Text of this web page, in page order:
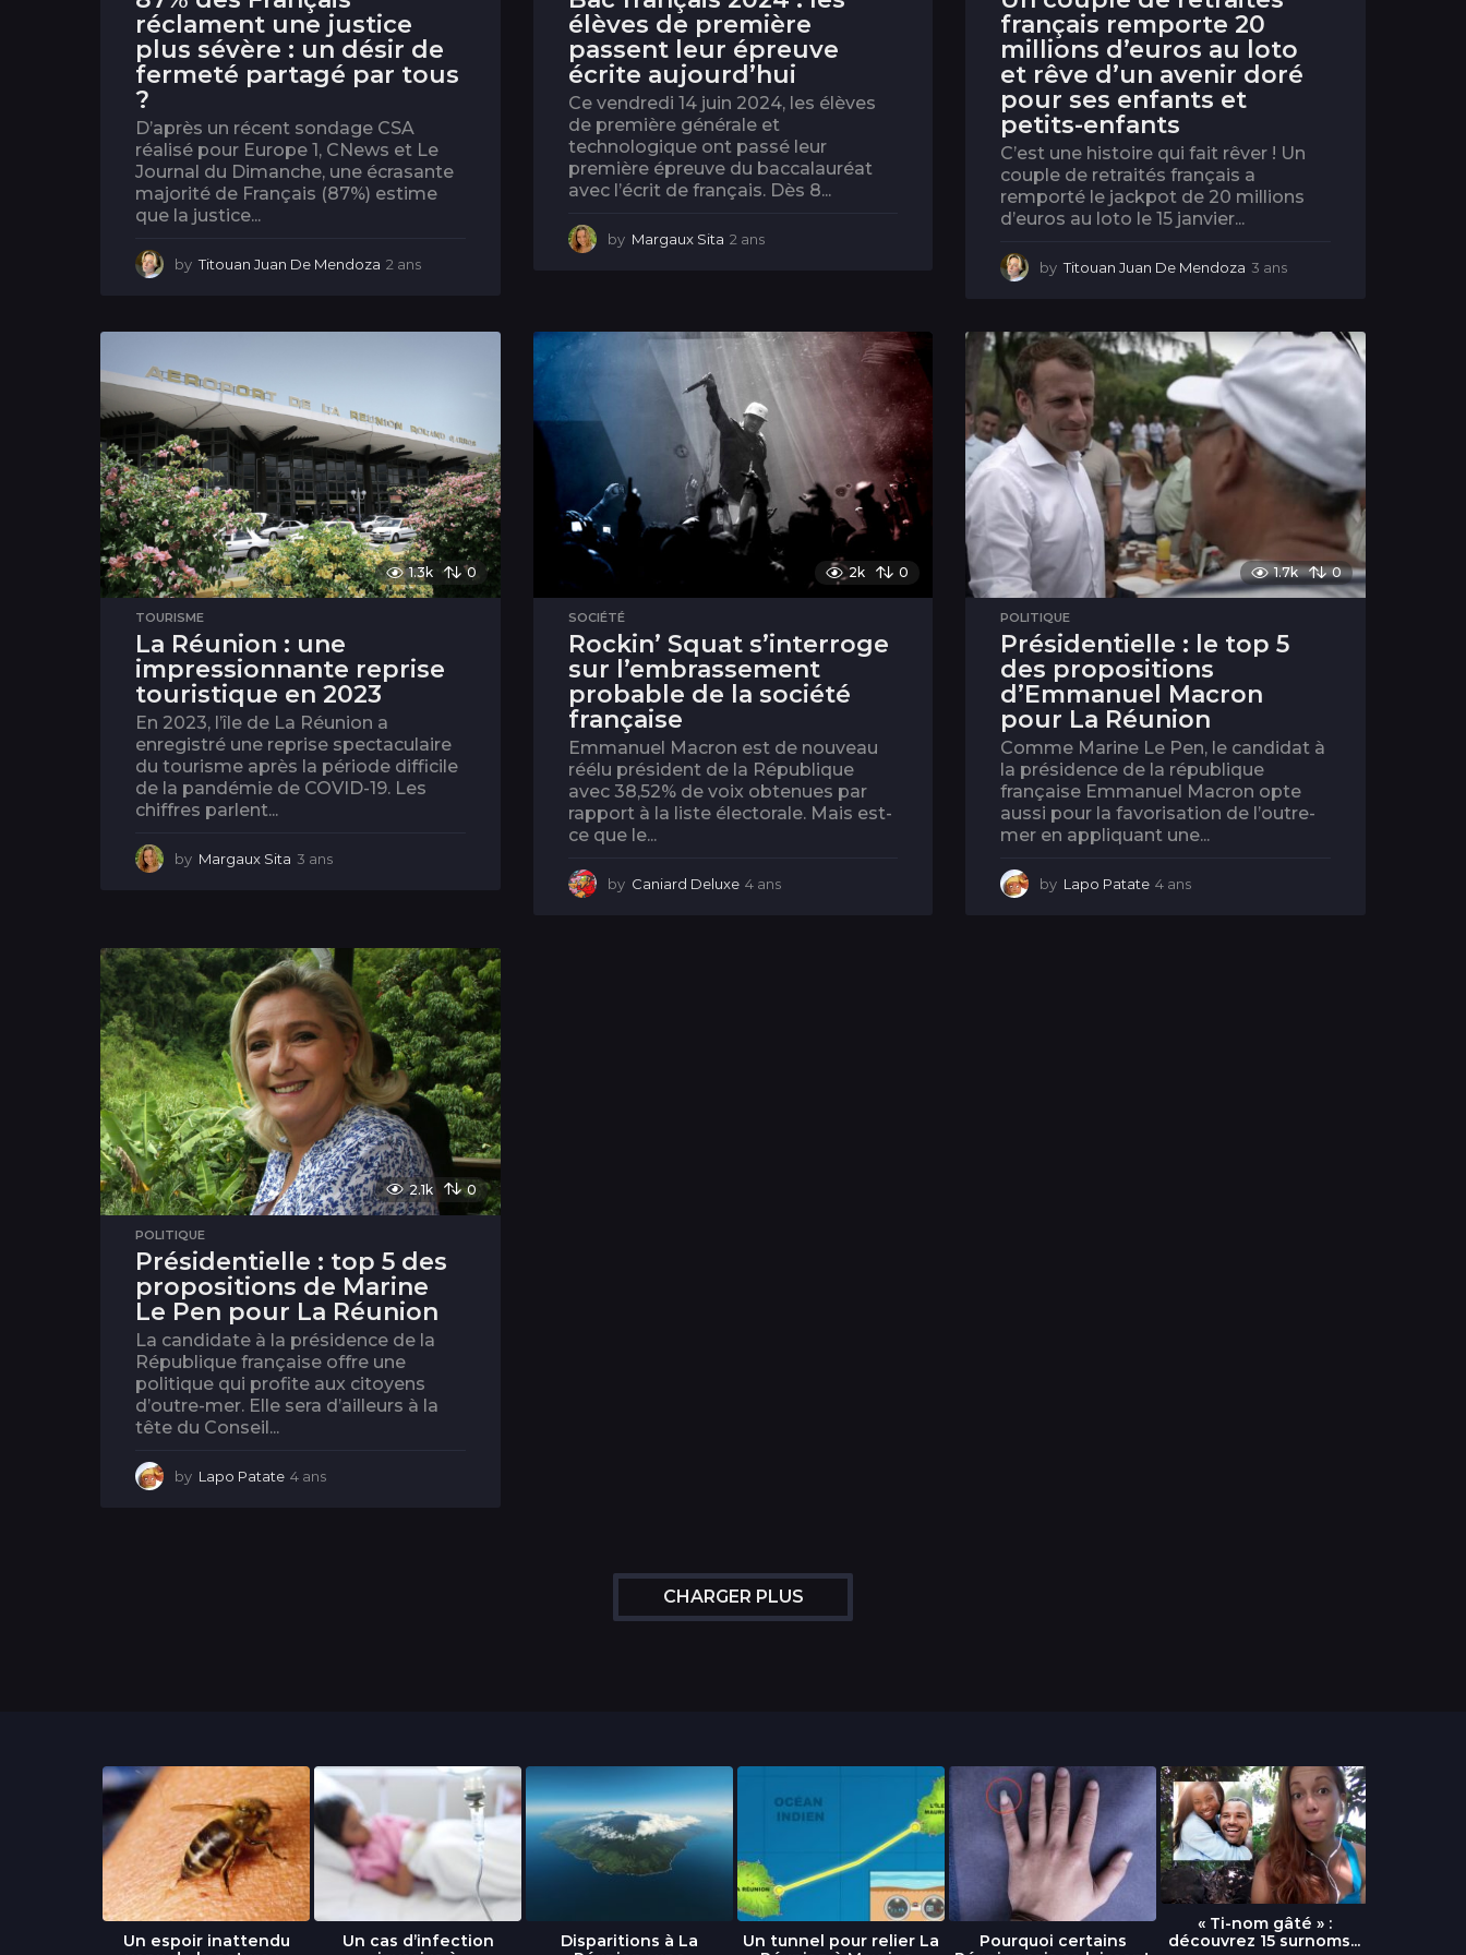
réclament une justice
plus sévère : un désir de
fermeté partagé par tous
?
D’après un récent sondage CSA
réalisé pour Europe 1, CNews et Le
Journal du Dimanche, une écrasante
majorité de Français (87%) estime
que la justice...
by Titouan Juan De Mendoza 2 ans
élèves de première
passent leur épreuve
écrite aujourd’hui
Ce vendredi 14 juin 2024, les élèves
de première générale et
technologique ont passé leur
première épreuve du baccalauréat
avec l’écrit de français. Dès 8...
by Margaux Sita 2 ans2
français remporte 20
millions d’euros au loto
et rêve d’un avenir doré
pour ses enfants et
petits-enfants
C’est une histoire qui fait rêver ! Un
couple de retraités français a
remporté le jackpot de 20 millions
d’euros au loto le 15 janvier...
by Titouan Juan De Mendoza 3 ans
s
1.3k 0
TOURISME
La Réunion : une
impressionnante reprise
touristique en 2023
En 2023, l’île de La Réunion a
enregistré une reprise spectaculaire
du tourisme après la période difficile
de la pandémie de COVID-19. Les
chiffres parlent...
by Margaux Sita 3 ans
2k 0
SOCIÉTÉ
Rockin’ Squat s’interroge
sur l’embrassement
probable de la société
française
Emmanuel Macron est de nouveau
réélu président de la République
avec 38,52% de voix obtenues par
rapport à la liste électorale. Mais est-
ce que le...
by Caniard Deluxe 4 ans4
1.7k 0
POLITIQUE
Présidentielle : le top 5
des propositions
d’Emmanuel Macron
pour La Réunion
Comme Marine Le Pen, le candidat à
la présidence de la république
française Emmanuel Macron opte
aussi pour la favorisation de l’outre-
mer en appliquant une...
by Lapo Patate 4 ans
2.1k 0
POLITIQUE
Présidentielle : top 5 des
propositions de Marine
Le Pen pour La Réunion
La candidate à la présidence de la
République française offre une
politique qui profite aux citoyens
d’outre-mer. Elle sera d’ailleurs à la
tête du Conseil...
by Lapo Patate 4 ans
CHARGER PLUS
Un espoir inattendu
Un cas d’infection
Disparitions à La
Un tunnel pour relier La
Pourquoi certains
« Ti-nom gâté » :
découvrez 15 surnoms...